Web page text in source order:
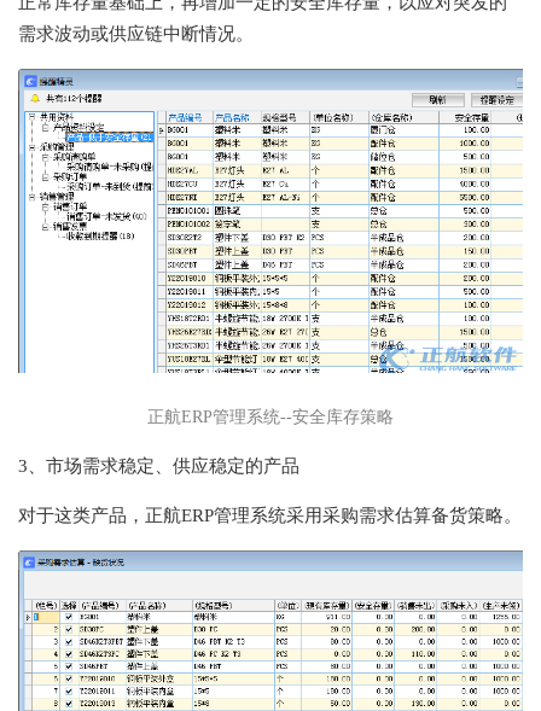
需求波动或供应链中断情况。
正航ERP管理系统--安全库存策略
3、市场需求稳定、供应稳定的产品
对于这类产品，正航ERP管理系统采用采购需求估算备货策略。